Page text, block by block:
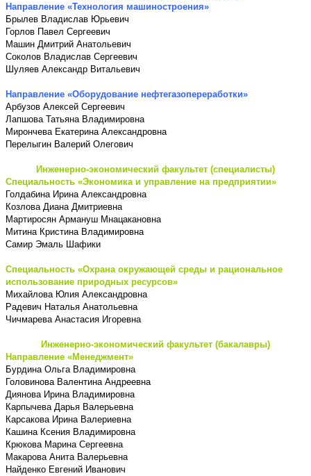
Направление «Технология машиностроения»
Брылев Владислав Юрьевич
Горлов Павел Сергеевич
Машин Дмитрий Анатольевич
Соколов Владислав Сергеевич
Шуляев Александр Витальевич
Направление «Оборудование нефтегазопереработки»
Арбузов Алексей Сергеевич
Лапшова Татьяна Владимировна
Мирончева Екатерина Александровна
Перелыгин Валерий Олегович
Инженерно-экономический факультет (специалисты)
Специальность «Экономика и управление на предприятии»
Голдабина Ирина Александровна
Козлова Диана Дмитриевна
Мартиросян Армануш Мнацакановна
Митина Кристина Владимировна
Самир Эмаль Шафики
Специальность «Охрана окружающей среды и рациональное
использование природных ресурсов»
Михайлова Юлия Александровна
Радевич Наталья Анатольевна
Чичмарева Анастасия Игоревна
Инженерно-экономический факультет (бакалавры)
Направление «Менеджмент»
Бурдина Ольга Владимировна
Головинова Валентина Андреевна
Диянова Ирина Владимировна
Карпычева Дарья Валерьевна
Карсакова Ирина Валериевна
Кашина Ксения Владимировна
Крюкова Марина Сергеевна
Макарова Анита Валерьевна
Найденко Евгений Иванович